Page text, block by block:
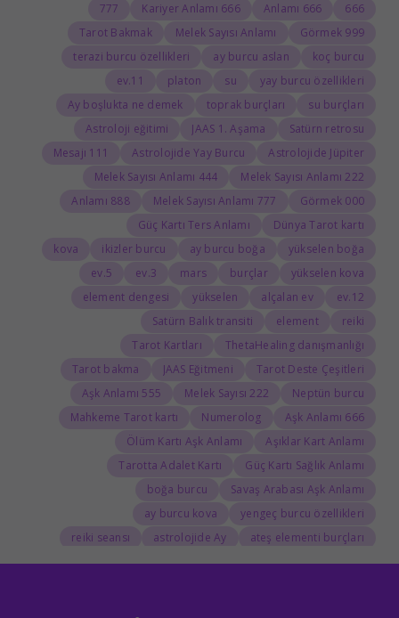
666
666 Anlamı
666 Kariyer Anlamı
777
999 Görmek
Melek Sayısı Anlamı
Tarot Bakmak
koç burcu
ay burcu aslan
terazi burcu özellikleri
yay burcu özellikleri
su
platon
11.ev
su burçları
toprak burçları
Ay boşlukta ne demek
Satürn retrosu
JAAS 1. Aşama
Astroloji eğitimi
Astrolojide Jüpiter
Astrolojide Yay Burcu
111 Mesajı
222 Melek Sayısı Anlamı
444 Melek Sayısı Anlamı
000 Görmek
777 Melek Sayısı Anlamı
888 Anlamı
Dünya Tarot kartı
Güç Kartı Ters Anlamı
yükselen boğa
ay burcu boğa
ikizler burcu
kova
yükselen kova
burçlar
mars
3.ev
5.ev
12.ev
alçalan ev
yükselen
element dengesi
reiki
element
Satürn Balık transiti
ThetaHealing danışmanlığı
Tarot Kartları
Tarot Deste Çeşitleri
JAAS Eğitmeni
Tarot bakma
Neptün burcu
222 Melek Sayısı
555 Aşk Anlamı
666 Aşk Anlamı
Numerolog
Mahkeme Tarot kartı
Aşıklar Kart Anlamı
Ölüm Kartı Aşk Anlamı
Güç Kartı Sağlık Anlamı
Tarotta Adalet Kartı
Savaş Arabası Aşk Anlamı
boğa burcu
yengeç burcu özellikleri
ay burcu kova
ateş elementi burçları
astrolojide Ay
reiki seansı
astrolog
Doğum Haritasında Mars
Tarolog